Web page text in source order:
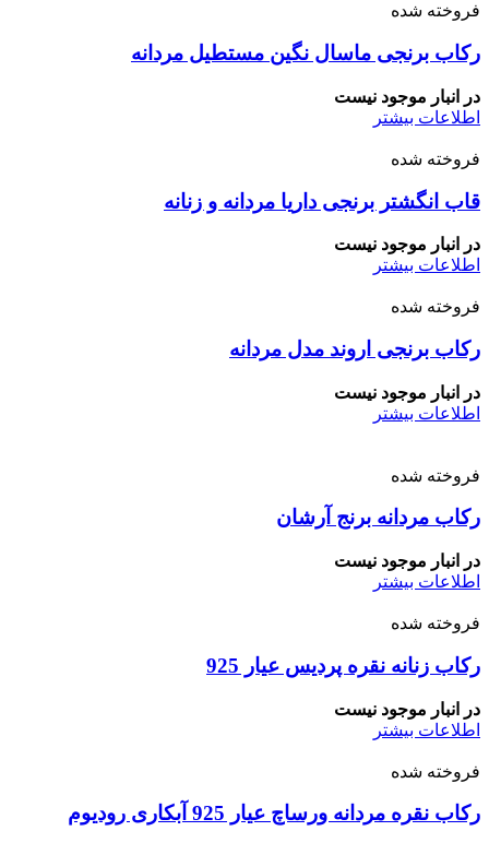
فروخته شده
رکاب برنجی ماسال نگین مستطیل مردانه
در انبار موجود نیست
اطلاعات بیشتر
فروخته شده
قاب انگشتر برنجی داریا مردانه و زنانه
در انبار موجود نیست
اطلاعات بیشتر
فروخته شده
رکاب برنجی اروند مدل مردانه
در انبار موجود نیست
اطلاعات بیشتر
فروخته شده
رکاب مردانه برنج آرشان
در انبار موجود نیست
اطلاعات بیشتر
فروخته شده
رکاب زنانه نقره پردیس عیار 925
در انبار موجود نیست
اطلاعات بیشتر
فروخته شده
رکاب نقره مردانه ورساچ عیار 925 آبکاری رودیوم